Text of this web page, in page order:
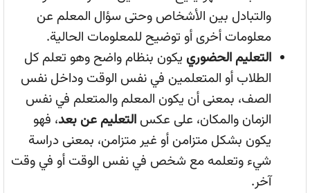
والتبادل بين الأشخاص وحتى سؤال المعلم عن
معلومات أخرى أو توضيح للمعلومات الحالية.
التعليم الحضوري يكون بنظام واضح وهو تعلم كل
الطلاب أو المتعلمين في نفس الوقت وداخل نفس
الصف، بمعنى أن يكون المعلم والمتعلم في نفس
الزمان والمكان، على عكس التعليم عن بعد، فهو
يكون بشكل متزامن أو غير متزامن، بمعنى دراسة
شيء وتعلمه مع شخص في نفس الوقت أو في وقت
آخر.